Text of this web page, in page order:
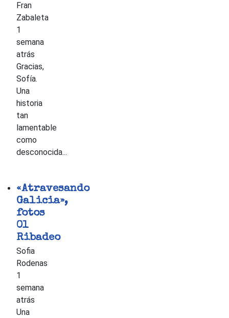
Fran
Zabaleta
1
semana
atrás
Gracias,
Sofía.
Una
historia
tan
lamentable
como
desconocida...
«Atravesando
Galicia»,
fotos
01
Ribadeo
Sofia
Rodenas
1
semana
atrás
Una